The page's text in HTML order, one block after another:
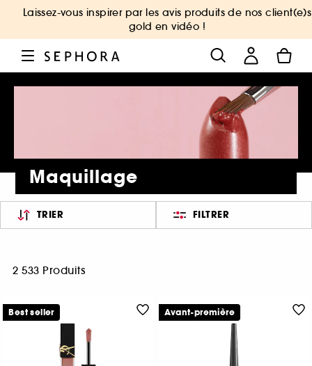
Laissez-vous inspirer par les avis produits de nos client(e)s
gold en vidéo !
Maquillage
TRIER FILTRER
2 533 Produits
Best seller Avant-première